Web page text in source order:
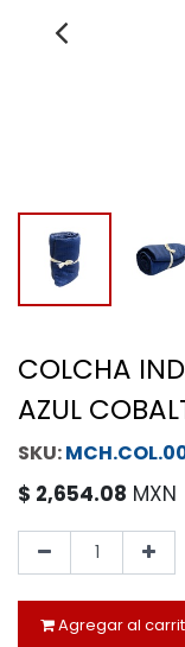
COLCHA
AZUL
$ 2,654.08 MXN
Agregar al